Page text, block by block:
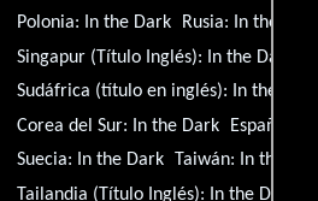
Polonia: In the Dark Rusia: In the Dark
Singapur (Título Inglés):
In the Dark
Sudáfrica (título en inglés): In the Dark
Corea del Sur:
In the Dark España:
Suecia: In the Dark Taiwán: In the Dark
Tailandia (Título Inglés):
In the Dark